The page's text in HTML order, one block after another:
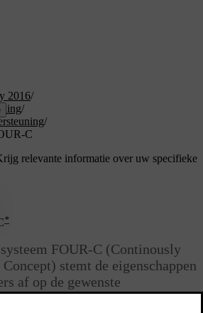
2016/
/
/
C
relevante informatie over uw specifieke
*
FOUR-C (Continously
stemt de eigenschappen
af op de gewenste
de auto. U hebt de keuze uit